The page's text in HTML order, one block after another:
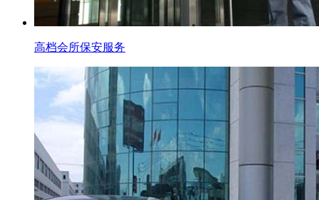
高档会所保安服务